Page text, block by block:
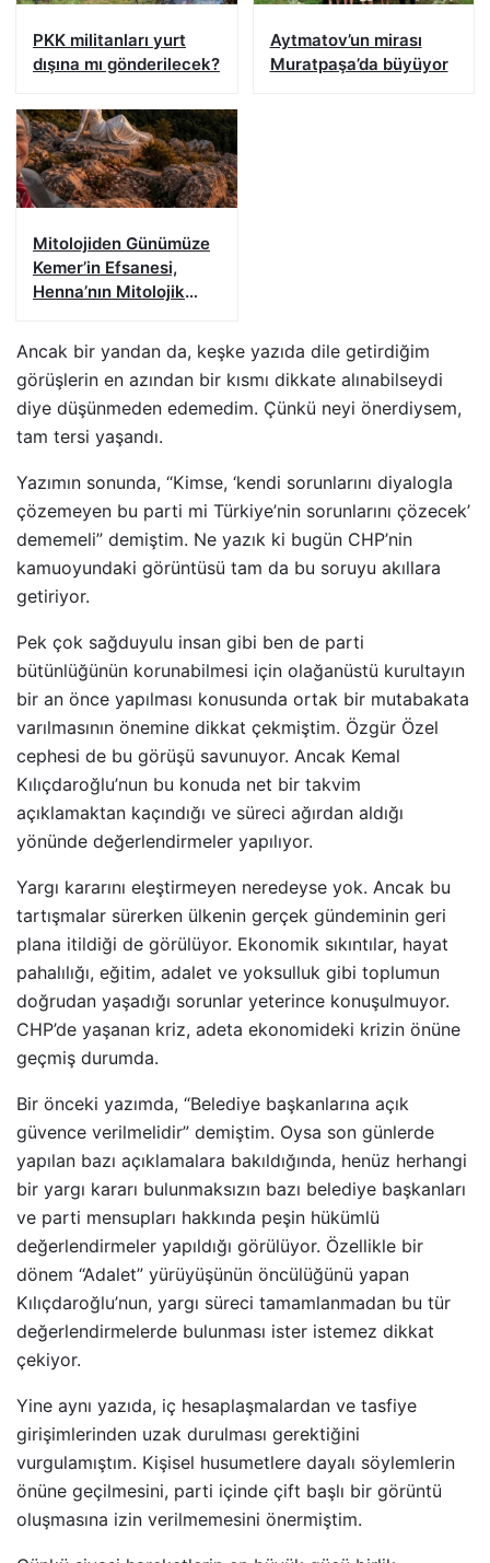
PKK militanları yurt
dışına mı gönderilecek?
Aytmatov’un mirası
Muratpaşa’da büyüyor
Mitolojiden Günümüze
Kemer’in Efsanesi,
Henna’nın Mitolojik
Ancak bir yandan da, keşke yazıda dile getirdiğim
görüşlerin en azından bir kısmı dikkate alınabilseydi
diye düşünmeden edemedim. Çünkü neyi önerdiysem,
tam tersi yaşandı.
Yazımın sonunda, “Kimse, ‘kendi sorunlarını diyalogla
çözemeyen bu parti mi Türkiye’nin sorunlarını çözecek’
dememeli” demiştim. Ne yazık ki bugün CHP’nin
kamuoyundaki görüntüsü tam da bu soruyu akıllara
getiriyor.
Pek çok sağduyulu insan gibi ben de parti
bütünlüğünün korunabilmesi için olağanüstü kurultayın
bir an önce yapılması konusunda ortak bir mutabakata
varılmasının önemine dikkat çekmiştim. Özgür Özel
cephesi de bu görüşü savunuyor. Ancak Kemal
Kılıçdaroğlu’nun bu konuda net bir takvim
açıklamaktan kaçındığı ve süreci ağırdan aldığı
yönünde değerlendirmeler yapılıyor.
Yargı kararını eleştirmeyen neredeyse yok. Ancak bu
tartışmalar sürerken ülkenin gerçek gündeminin geri
plana itildiği de görülüyor. Ekonomik sıkıntılar, hayat
pahalılığı, eğitim, adalet ve yoksulluk gibi toplumun
doğrudan yaşadığı sorunlar yeterince konuşulmuyor.
CHP’de yaşanan kriz, adeta ekonomideki krizin önüne
geçmiş durumda.
Bir önceki yazımda, “Belediye başkanlarına açık
güvence verilmelidir” demiştim. Oysa son günlerde
yapılan bazı açıklamalara bakıldığında, henüz herhangi
bir yargı kararı bulunmaksızın bazı belediye başkanları
ve parti mensupları hakkında peşin hükümlü
değerlendirmeler yapıldığı görülüyor. Özellikle bir
dönem “Adalet” yürüyüşünün öncülüğünü yapan
Kılıçdaroğlu’nun, yargı süreci tamamlanmadan bu tür
değerlendirmelerde bulunması ister istemez dikkat
çekiyor.
Yine aynı yazıda, iç hesaplaşmalardan ve tasfiye
girişimlerinden uzak durulması gerektiğini
vurgulamıştım. Kişisel husumetlere dayalı söylemlerin
önüne geçilmesini, parti içinde çift başlı bir görüntü
oluşmasına izin verilmemesini önermiştim.